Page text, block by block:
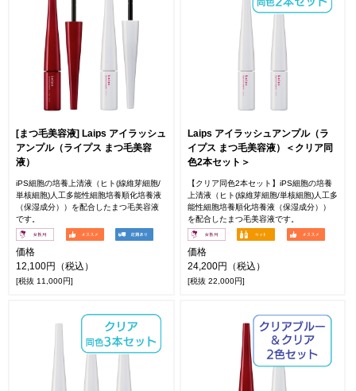
[まつ毛美容液] Laips アイラッシュ
アンプル（ライプス まつ毛美容
液）
iPS細胞の培養上清液（ヒト(線維芽細胞/
単核細胞)人工多能性細胞培養順化培養液
（保湿成分））を配合したまつ毛美容液
です。
価格
12,100円（税込）
[税抜 11,000円]
Laips アイラッシュアンプル（ラ
イプス まつ毛美容液）＜クリア同
色2本セット＞
【クリア同色2本セット】iPS細胞の培養
上清液（ヒト(線維芽細胞/単核細胞)人工多
能性細胞培養順化培養液（保湿成分））
を配合したまつ毛美容液です。
価格
24,200円（税込）
[税抜 22,000円]